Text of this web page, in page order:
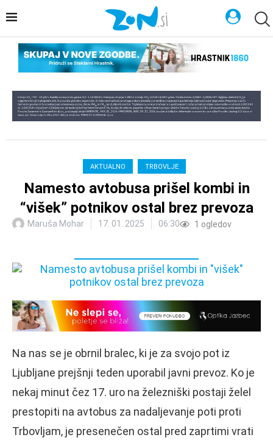
AKTUALNO TRBOVLJE
Namesto avtobusa prišel kombi in
“višek” potnikov ostal brez prevoza
Maruša Mohar 17. 01. 2025 06:30 1 ogledov
Na nas se je obrnil bralec, ki je za svojo pot iz
Ljubljane prejšnji teden uporabil javni prevoz. Ko je
nekaj minut čez 17. uro na železniški postaji želel
prestopiti na avtobus za nadaljevanje poti proti
Trbovljam, je presenečen ostal pred zaprtimi vrati